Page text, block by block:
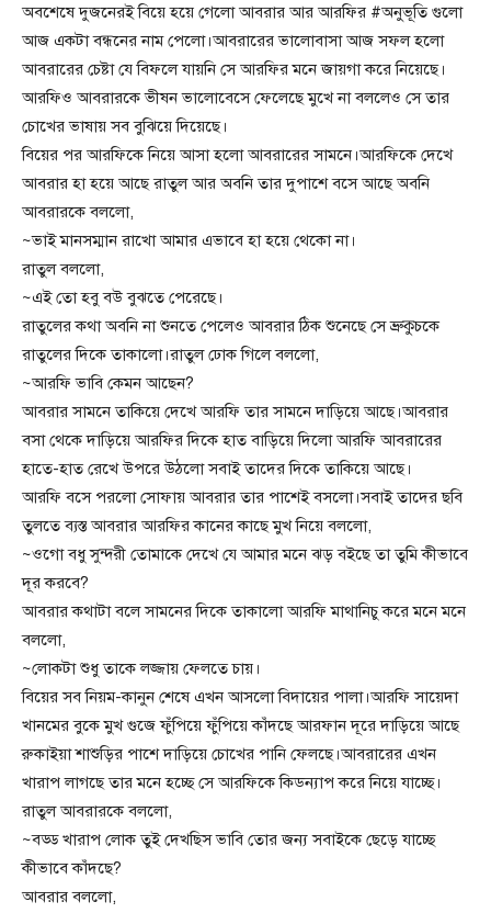
অবশেষে দুজনেরই বিয়ে হয়ে গেলো আবরার আর আরফির #অনুভূতি গুলো
আজ একটা বন্ধনের নাম পেলো।আবরারের ভালোবাসা আজ সফল হলো
আবরারের চেষ্টা যে বিফলে যায়নি সে আরফির মনে জায়গা করে নিয়েছে।
আরফিও আবরারকে ভীষন ভালোবেসে ফেলেছে মুখে না বললেও সে তার
চোখের ভাষায় সব বুঝিয়ে দিয়েছে।
বিয়ের পর আরফিকে নিয়ে আসা হলো আবরারের সামনে।আরফিকে দেখে
আবরার হা হয়ে আছে রাতুল আর অবনি তার দুপাশে বসে আছে অবনি
আবরারকে বললো,
~ভাই মানসম্মান রাখো আমার এভাবে হা হয়ে থেকো না।
রাতুল বললো,
~এই তো হবু বউ বুঝতে পেরেছে।
রাতুলের কথা অবনি না শুনতে পেলেও আবরার ঠিক শুনেছে সে ভ্রুকুচকে
রাতুলের দিকে তাকালো।রাতুল ঢোক গিলে বললো,
~আরফি ভাবি কেমন আছেন?
আবরার সামনে তাকিয়ে দেখে আরফি তার সামনে দাড়িয়ে আছে।আবরার
বসা থেকে দাড়িয়ে আরফির দিকে হাত বাড়িয়ে দিলো আরফি আবরারের
হাতে-হাত রেখে উপরে উঠলো সবাই তাদের দিকে তাকিয়ে আছে।
আরফি বসে পরলো সোফায় আবরার তার পাশেই বসলো।সবাই তাদের ছবি
তুলতে ব্যস্ত আবরার আরফির কানের কাছে মুখ নিয়ে বললো,
~ওগো বধু সুন্দরী তোমাকে দেখে যে আমার মনে ঝড় বইছে তা তুমি কীভাবে
দূর করবে?
আবরার কথাটা বলে সামনের দিকে তাকালো আরফি মাথানিচু করে মনে মনে
বললো,
~লোকটা শুধু তাকে লজ্জায় ফেলতে চায়।
বিয়ের সব নিয়ম-কানুন শেষে এখন আসলো বিদায়ের পালা।আরফি সায়েদা
খানমের বুকে মুখ গুজে ফুঁপিয়ে ফুঁপিয়ে কাঁদছে আরফান দূরে দাড়িয়ে আছে
রুকাইয়া শাশুড়ির পাশে দাড়িয়ে চোখের পানি ফেলছে।আবরারের এখন
খারাপ লাগছে তার মনে হচ্ছে সে আরফিকে কিডন্যাপ করে নিয়ে যাচ্ছে।
রাতুল আবরারকে বললো,
~বড্ড খারাপ লোক তুই দেখছিস ভাবি তোর জন্য সবাইকে ছেড়ে যাচ্ছে
কীভাবে কাঁদছে?
আবরার বললো,